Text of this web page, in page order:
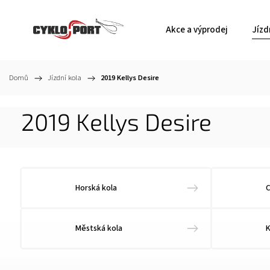
Akce a výprodej
Domů / Jízdní kola / 2019 Kellys Desire
2019 Kellys Desire
Horská kola
Městská kola